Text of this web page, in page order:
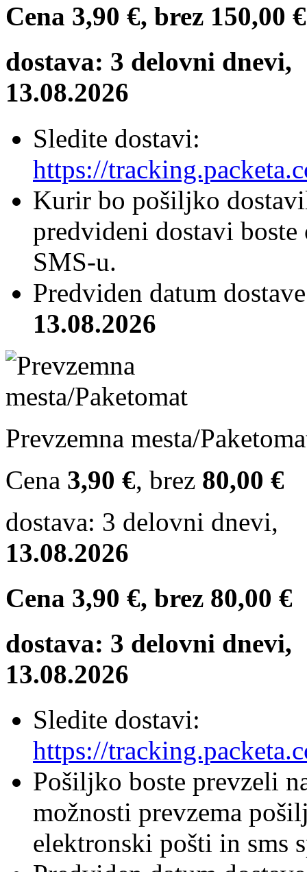
Cena 3,90 €, brez 150,00 €
dostava: 3 delovni dnevi,
13.08.2026
Sledite dostavi:
https://
Kurir bo pošiljko
predvideni dostavi
SMS-u.
Predviden datum
13.08.2026
Prevzemna mesta/
Cena 3,90 €, brez 80,00 €
dostava: 3 delovni dnevi,
13.08.2026
Cena 3,90 €, brez 80,00 €
dostava: 3 delovni dnevi,
13.08.2026
Sledite dostavi:
https://
Pošiljko boste prevzeli
možnosti prevzema
elektronski pošti in sms